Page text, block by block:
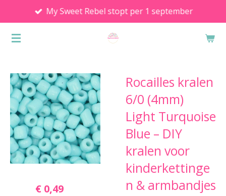
direct
naar
My Sweet Rebel stopt per 1 september
Rocailles kralen
6/0 (4mm)
Light Turquoise
Blue – DIY
kralen voor
kinderkettinge
n & armbandjes
€ 0,49